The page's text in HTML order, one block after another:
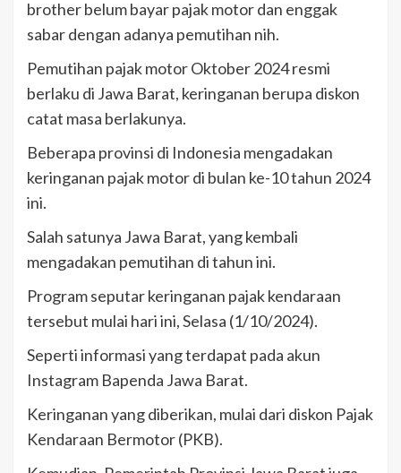
brother belum bayar pajak motor dan enggak
sabar dengan adanya pemutihan nih.
Pemutihan pajak motor Oktober 2024 resmi
berlaku di Jawa Barat, keringanan berupa diskon
catat masa berlakunya.
Beberapa provinsi di Indonesia mengadakan
keringanan pajak motor di bulan ke-10 tahun 2024
ini.
Salah satunya Jawa Barat, yang kembali
mengadakan pemutihan di tahun ini.
Program seputar keringanan pajak kendaraan
tersebut mulai hari ini, Selasa (1/10/2024).
Seperti informasi yang terdapat pada akun
Instagram Bapenda Jawa Barat.
Keringanan yang diberikan, mulai dari diskon Pajak
Kendaraan Bermotor (PKB).